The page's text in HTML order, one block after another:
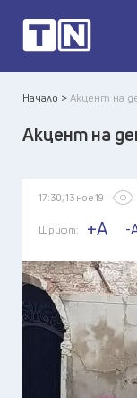
Начало >Акцент на
Акцент на
17:30, 13 ное 19
Шрифт: +A -